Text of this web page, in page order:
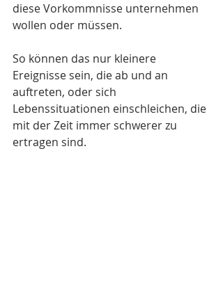
diese Vorkommnisse unternehmen
wollen oder müssen.
So können das nur kleinere
Ereignisse sein, die ab und an
auftreten, oder sich
Lebenssituationen einschleichen, die
mit der Zeit immer schwerer zu
ertragen sind.